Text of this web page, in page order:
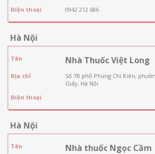
Điện thoại
0942 212 686
Hà Nội
Tên Nhà Thuốc Việt Long
Địa chỉ
Số 7B phố Phùng Chí Kiên,
Giấy, Hà Nội
Điện thoại
Hà Nội
Tên Nhà thuốc Ngọc Cầm